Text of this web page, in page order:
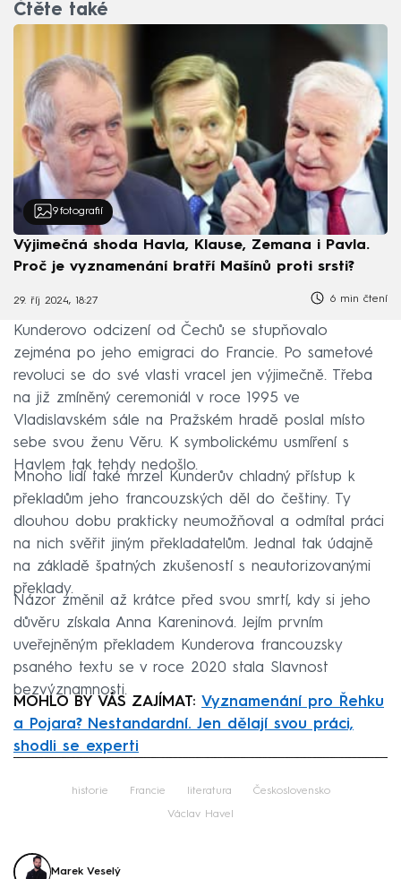
Čtěte také
9 fotografií
Výjimečná shoda Havla, Klause, Zemana i Pavla.
Proč je vyznamenání bratří Mašínů proti srsti?
29. říj 2024, 18:27 6 min čtení
Kunderovo odcizení od Čechů se stupňovalo
zejména po jeho emigraci do Francie. Po sametové
revoluci se do své vlasti vracel jen výjimečně. Třeba
na již zmíněný ceremoniál v roce 1995 ve
Vladislavském sále na Pražském hradě poslal místo
sebe svou ženu Věru. K symbolickému usmíření s
Havlem tak tehdy nedošlo.
Mnoho lidí také mrzel Kunderův chladný přístup k
překladům jeho francouzských děl do češtiny. Ty
dlouhou dobu prakticky neumožňoval a odmítal práci
na nich svěřit jiným překladatelům. Jednal tak údajně
na základě špatných zkušeností s neautorizovanými
překlady.
Názor změnil až krátce před svou smrtí, kdy si jeho
důvěru získala Anna Kareninová. Jejím prvním
uveřejněným překladem Kunderova francouzsky
psaného textu se v roce 2020 stala Slavnost
bezvýznamnosti.
MOHLO BY VÁS ZAJÍMAT: Vyznamenání pro Řehku
a Pojara? Nestandardní. Jen dělají svou práci,
shodli se experti
historie Francie literatura Československo
Václav Havel
Marek Veselý